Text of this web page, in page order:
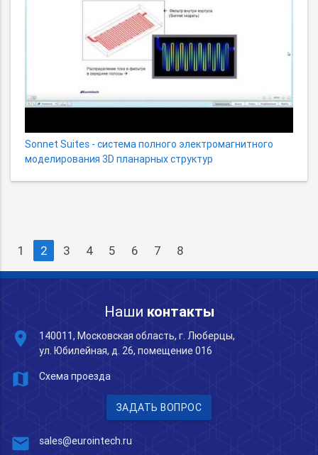
Sonnet Suites - система полного электромагнитного
моделирования 3D планарных структур
1 2 3 4 5 6 7 8
Наши контакты
place
140011, Московская область, г. Люберцы,
ул. Юбилейная, д. 26, помещение 016
map Схема проезда
ЗАДАТЬ ВОПРОС
mail sales@eurointech.ru